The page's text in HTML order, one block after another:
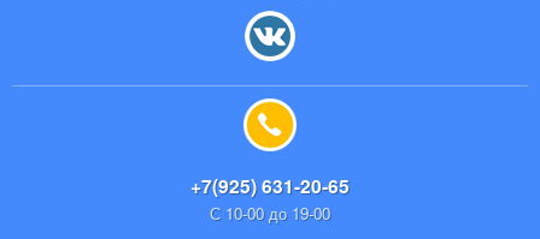
+7(925) 631-20-65
С 10-00 до 19-00